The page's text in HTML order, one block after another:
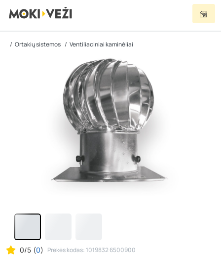
Ortakių sistemos Ventiliaciniai kaminėliai
0/5 (0) Prekės kodas: 1019832 6500900